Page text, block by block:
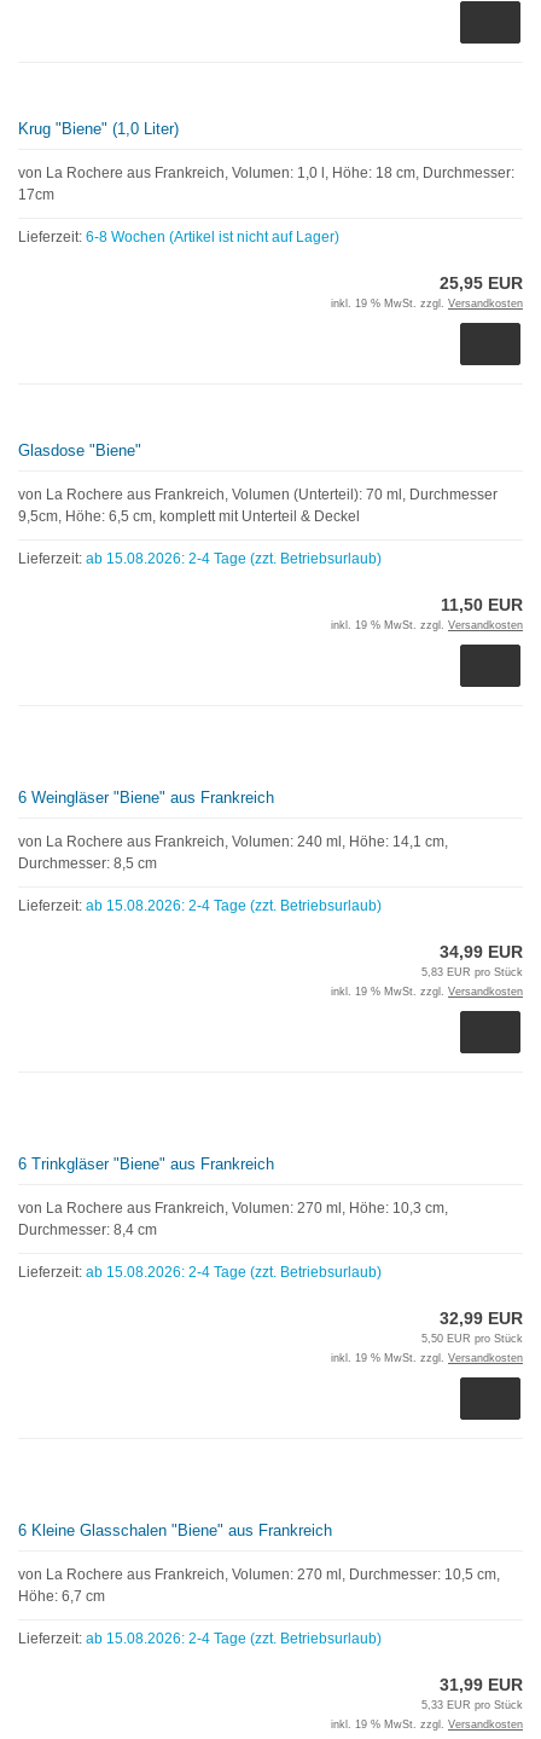
Krug "Biene" (1,0 Liter)
von La Rochere aus Frankreich, Volumen: 1,0 l, Höhe: 18 cm, Durchmesser:
17cm
Lieferzeit: 6-8 Wochen (Artikel ist nicht auf Lager)
25,95 EUR
inkl. 19 % MwSt. zzgl. Versandkosten
Glasdose "Biene"
von La Rochere aus Frankreich, Volumen (Unterteil): 70 ml, Durchmesser
9,5cm, Höhe: 6,5 cm, komplett mit Unterteil & Deckel
Lieferzeit: ab 15.08.2026: 2-4 Tage (zzt. Betriebsurlaub)
11,50 EUR
inkl. 19 % MwSt. zzgl. Versandkosten
6 Weingläser "Biene" aus Frankreich
von La Rochere aus Frankreich, Volumen: 240 ml, Höhe: 14,1 cm,
Durchmesser: 8,5 cm
Lieferzeit: ab 15.08.2026: 2-4 Tage (zzt. Betriebsurlaub)
34,99 EUR
5,83 EUR pro Stück
inkl. 19 % MwSt. zzgl. Versandkosten
6 Trinkgläser "Biene" aus Frankreich
von La Rochere aus Frankreich, Volumen: 270 ml, Höhe: 10,3 cm,
Durchmesser: 8,4 cm
Lieferzeit: ab 15.08.2026: 2-4 Tage (zzt. Betriebsurlaub)
32,99 EUR
5,50 EUR pro Stück
inkl. 19 % MwSt. zzgl. Versandkosten
6 Kleine Glasschalen "Biene" aus Frankreich
von La Rochere aus Frankreich, Volumen: 270 ml, Durchmesser: 10,5 cm,
Höhe: 6,7 cm
Lieferzeit: ab 15.08.2026: 2-4 Tage (zzt. Betriebsurlaub)
31,99 EUR
5,33 EUR pro Stück
inkl. 19 % MwSt. zzgl. Versandkosten